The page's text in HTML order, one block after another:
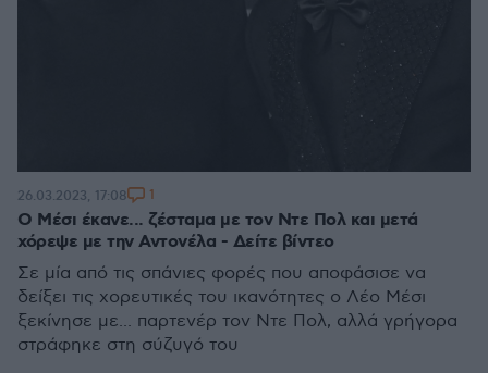
Ο Μέσι έκανε... ζέσταμα με τον Ντε Πολ και μετά
χόρεψε με την Αντονέλα - Δείτε βίντεο
Σε μία από τις σπάνιες φορές που αποφάσισε να
δείξει τις χορευτικές του ικανότητες ο Λέο Μέσι
ξεκίνησε με... παρτενέρ τον Ντε Πολ, αλλά γρήγορα
στράφηκε στη σύζυγό του
26.03.2023, 17:08 1